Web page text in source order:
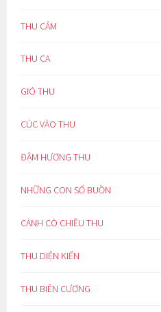
THU CẢM
THU CA
GIÓ THU
CÚC VÀO THU
ĐẬM HƯƠNG THU
NHỮNG CON SỐ BUỒN
CÁNH CÒ CHIỀU THU
THU DIỆN KIẾN
THU BIÊN CƯƠNG